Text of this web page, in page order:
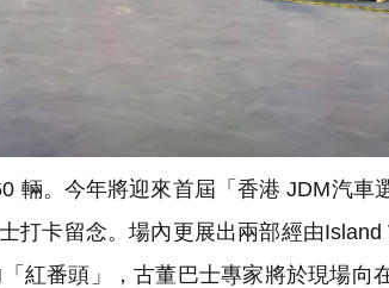
。今年將迎來首屆「香港 JDM汽車
打卡留念。場內更展出兩部經由Island
紅番頭」，古董巴士專家將於現場向